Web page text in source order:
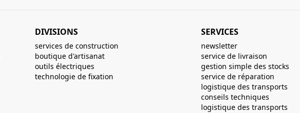
DIVISIONS
services de construction
boutique d'artisanat
outils électriques
technologie de fixation
SERVICES
newsletter
service de livraison
gestion simple des stocks
service de réparation
logistique des transports
conseils techniques
logistique des transports